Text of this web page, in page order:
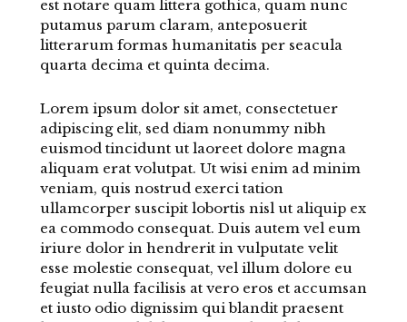
est notare quam littera gothica, quam nunc
putamus parum claram, anteposuerit
litterarum formas humanitatis per seacula
quarta decima et quinta decima.
Lorem ipsum dolor sit amet, consectetuer
adipiscing elit, sed diam nonummy nibh
euismod tincidunt ut laoreet dolore magna
aliquam erat volutpat. Ut wisi enim ad minim
veniam, quis nostrud exerci tation
ullamcorper suscipit lobortis nisl ut aliquip ex
ea commodo consequat. Duis autem vel eum
iriure dolor in hendrerit in vulputate velit
esse molestie consequat, vel illum dolore eu
feugiat nulla facilisis at vero eros et accumsan
et iusto odio dignissim qui blandit praesent